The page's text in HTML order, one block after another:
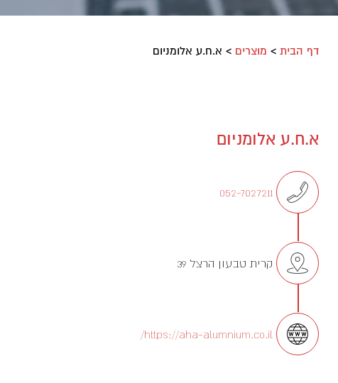
דף הבית> מוצרים > א.ח.ע אלומניום
א.ח.ע אלומניום
052-7027211
קרית טבעון הרצל 39
https://aha-alumnium.co.il/